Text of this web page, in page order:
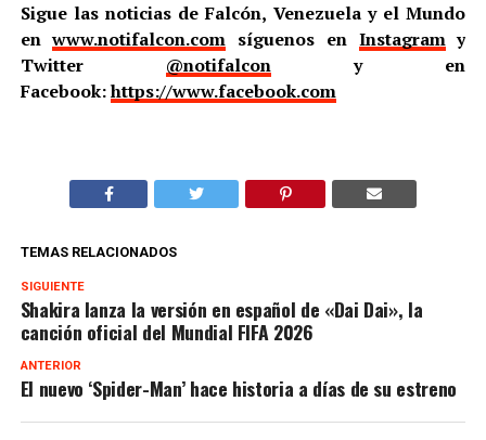
Sigue las noticias de Falcón, Venezuela y el Mundo
enwww.notifalcon.com síguenos en Instagramy
Twitter @notifalcony en
Facebook:https://www.facebook.com
TEMAS RELACIONADOS
SIGUIENTE
Shakira lanza la versión en español de «Dai Dai», la
canción oficial del Mundial FIFA 2026
ANTERIOR
El nuevo ‘Spider-Man’ hace historia a días de su estreno